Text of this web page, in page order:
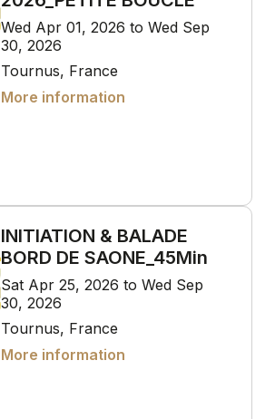
Wed Apr 01, 2026 to Wed Sep
30, 2026
Tournus, France
More information
INITIATION & BALADE
BORD DE SAONE_45Min
Sat Apr 25, 2026 to Wed Sep
30, 2026
Tournus, France
More information